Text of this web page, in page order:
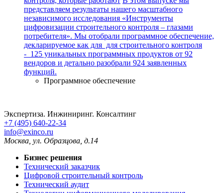
представляем результаты нашего масштабного
независимого исследования «Инструменты
цифровизации строительного контроля – глазами
потребителя». Мы отобрали программное обеспечение,
декларируемое как для для строительного контроля
- 125 уникальных программных продуктов от 92
вендоров и детально разобрали 924 заявленных
функций.
Программное обеспечение
Экспертиза. Инжиниринг. Консалтинг
+7 (495) 640-22-34
info@exinco.ru
Москва ул. Образцова, д.14
Бизнес решения
Технический заказчик
Цифровой строительный контроль
Технический аудит